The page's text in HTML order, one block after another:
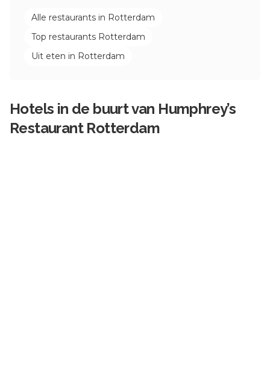
Alle restaurants in Rotterdam
Top restaurants Rotterdam
Uit eten in Rotterdam
Hotels in de buurt van Humphrey’s
Restaurant Rotterdam